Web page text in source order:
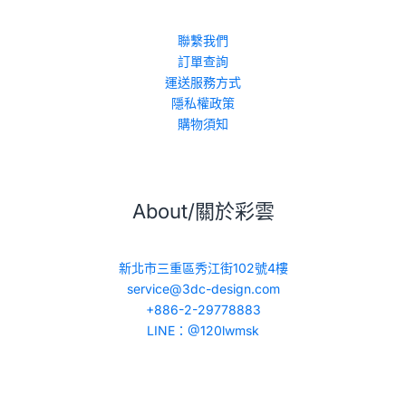
聯繫我們
訂單查詢
運送服務方式
隱私權政策
購物須知
About/關於彩雲
新北市三重區秀江街102號4樓
service@3dc-design.com
+886-2-29778883
LINE：@120lwmsk